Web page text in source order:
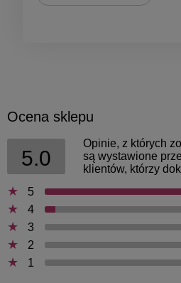
Ocena sklepu
5.0
Opinie, z których
są wystawione
klientów, którzy
5
4
3
2
1